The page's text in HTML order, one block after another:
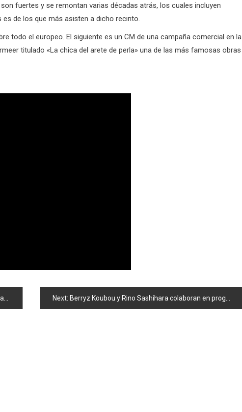
fuertes y se remontan varias décadas atrás, los cuales incluyen
de los que más asisten a dicho recinto.
todo el europeo. El siguiente es un CM de una campaña comercial en la
titulado «La chica del arete de perla» una de las más famosas obras
Next: Berryz Koubou y Rino Sashihara colaboran en programa de TV